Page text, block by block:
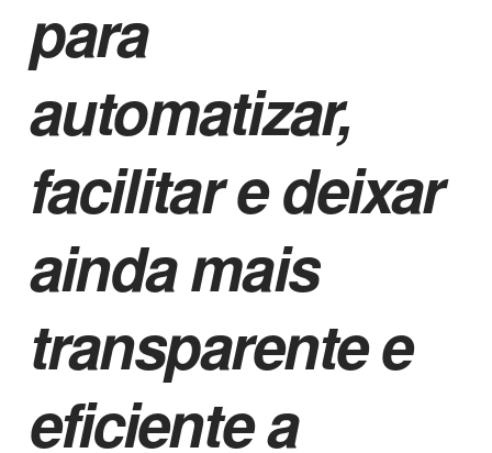
para
automatizar,
facilitar e deixar
ainda mais
transparente e
eficiente a